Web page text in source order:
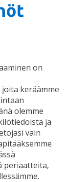
on
keräämme
olemme
ja
vain
periaatteita,